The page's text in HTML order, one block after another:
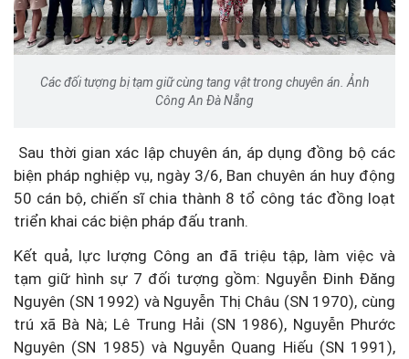
Các đối tượng bị tạm giữ cùng tang vật trong chuyên án. Ảnh
Công An Đà Nẵng
Sau thời gian xác lập chuyên án, áp dụng đồng bộ các
biện pháp nghiệp vụ, ngày 3/6, Ban chuyên án huy động
50 cán bộ, chiến sĩ chia thành 8 tổ công tác đồng loạt
triển khai các biện pháp đấu tranh.
Kết quả, lực lượng Công an đã triệu tập, làm việc và
tạm giữ hình sự 7 đối tượng gồm: Nguyễn Đinh Đăng
Nguyên (SN 1992) và Nguyễn Thị Châu (SN 1970), cùng
trú xã Bà Nà; Lê Trung Hải (SN 1986), Nguyễn Phước
Nguyên (SN 1985) và Nguyễn Quang Hiếu (SN 1991),